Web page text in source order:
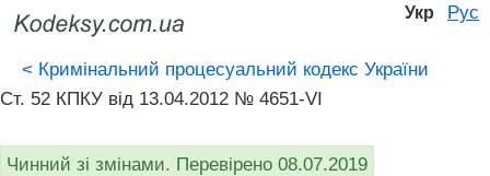
Укр Рус
< Кримінальний процесуальний кодекс України
Ст. 52 КПКУ від 13.04.2012 № 4651-VI
Чинний зі змінами. Перевірено 08.07.2019